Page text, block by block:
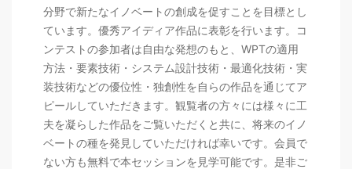
分野で新たなイノベートの創成を促すことを目標とし
ています。優秀アイディア作品に表彰を行います。コ
ンテストの参加者は自由な発想のもと、WPTの適用
方法・要素技術・システム設計技術・最適化技術・実
装技術などの優位性・独創性を自らの作品を通じてア
ピールしていただきます。観覧者の方々には様々に工
夫を凝らした作品をご覧いただくと共に、将来のイノ
ベートの種を発見していただければ幸いです。会員で
ない方も無料で本セッションを見学可能です。是非ご